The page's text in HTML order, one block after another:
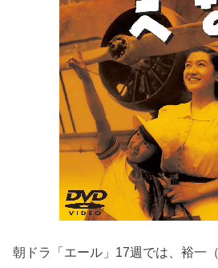
朝ドラ「エール」17週では、裕一